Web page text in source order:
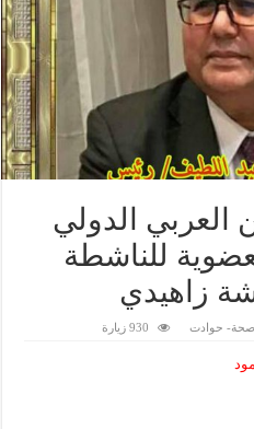
العربي الدولي
للناشطة
زاهيدي
صحة- حوادت 930 زيارة